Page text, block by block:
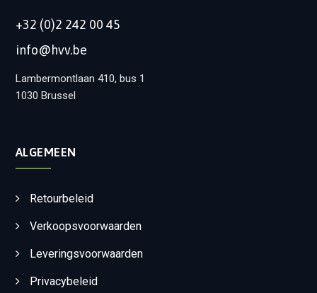
+32 (0)2 242 00 45
info@hvv.be
Lambermontlaan 410, bus 1
1030 Brussel
ALGEMEEN
Retourbeleid
Verkoopsvoorwaarden
Leveringsvoorwaarden
Privacybeleid